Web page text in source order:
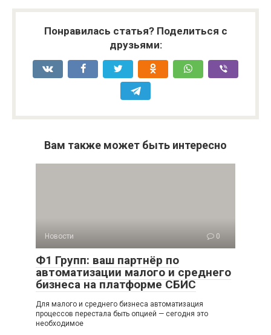
Понравилась статья? Поделиться с
друзьями:
Вам также может быть интересно
Новости 0
Ф1 Групп: ваш партнёр по
автоматизации малого и среднего
бизнеса на платформе СБИС
Для малого и среднего бизнеса автоматизация
процессов перестала быть опцией — сегодня это
необходимое